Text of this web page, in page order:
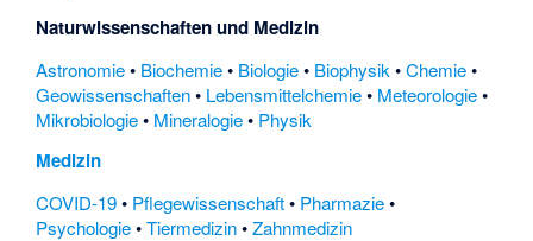
Naturwissenschaften und Medizin
Astronomie• Biochemie• Biologie• Biophysik •Chemie•
Geowissenschaften• Lebensmittelchemie• Meteorologie•
Mikrobiologie• Mineralogie• Physik
Medizin
COVID-19• Pflegewissenschaft• Pharmazie•
Psychologie•Tiermedizin•Zahnmedizin